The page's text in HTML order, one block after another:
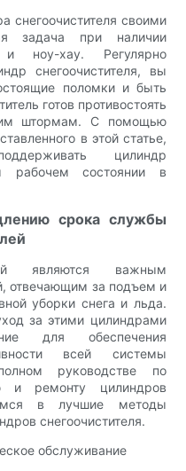
снегоочистителя своими
задача при наличии
и ноу-хау. Регулярно
снегоочистителя, вы
поломки и быть
готов противостоять
штормам. С помощью
в этой статье,
цилиндр
рабочем состоянии в
срока службы
являются важным
отвечающим за подъем и
уборки снега и льда.
за этими цилиндрами
для обеспечения
всей системы
руководстве по
и ремонту цилиндров
в лучшие методы
снегоочистителя.
обслуживание